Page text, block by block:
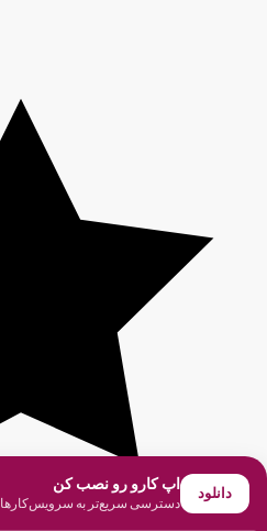
دانلود
اپ کارو رو نصب کن
دسترسی سریع‌تر به سرویس‌کارها